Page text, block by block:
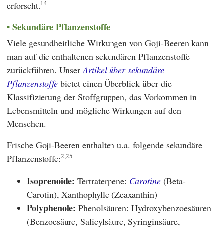
erforscht.14
Sekundäre Pflanzenstoffe
Viele gesundheitliche Wirkungen von Goji-Beeren kann
man auf die enthaltenen sekundären Pflanzenstoffe
zurückführen. UnserArtikel über sekundäre
Pflanzenstoffe bietet einen Überblick über die
Klassifizierung der Stoffgruppen, das Vorkommen in
Lebensmitteln und mögliche Wirkungen auf den
Menschen.
Frische Goji-Beeren enthalten u.a. folgende sekundäre
Pflanzenstoffe:2,25
Isoprenoide: Tertraterpene: Carotine (Beta-
Carotin), Xanthophylle (Zeaxanthin)
Polyphenole:Phenolsäuren: Hydroxybenzoesäuren
(Benzoesäure, Salicylsäure, Syringinsäure,